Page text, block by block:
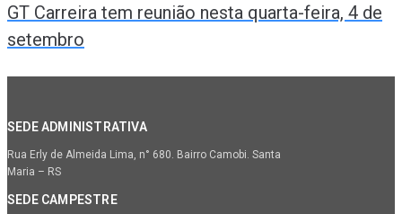
GT Carreira tem reunião nesta quarta-feira, 4 de
setembro
SEDE ADMINISTRATIVA
Rua Erly de Almeida Lima, n° 680. Bairro Camobi. Santa
Maria – RS
SEDE CAMPESTRE